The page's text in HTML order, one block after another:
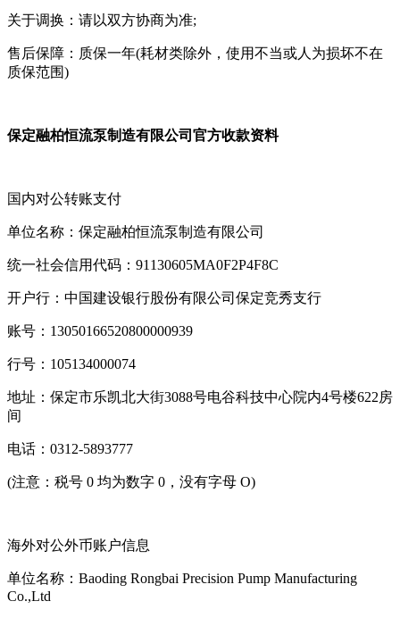
关于调换：请以双方协商为准;
售后保障：质保一年(耗材类除外，使用不当或人为损坏不在
质保范围)
保定融柏恒流泵制造有限公司官方收款资料
国内对公转账支付
单位名称：保定融柏恒流泵制造有限公司
统一社会信用代码：91130605MA0F2P4F8C
开户行：中国建设银行股份有限公司保定竞秀支行
账号：13050166520800000939
行号：105134000074
地址：保定市乐凯北大街3088号电谷科技中心院内4号楼622房
间
电话：0312‐5893777
(注意：税号 0 均为数字 0，没有字母 O)
海外对公外币账户信息
单位名称：Baoding Rongbai Precision Pump Manufacturing
Co.,Ltd